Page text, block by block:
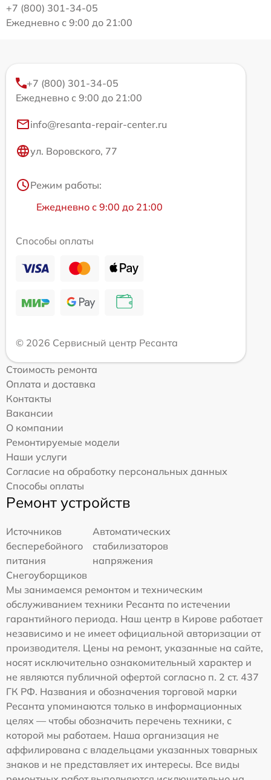
+7 (800) 301-34-05
Ежедневно с 9:00 до 21:00
+7 (800) 301-34-05
Ежедневно с 9:00 до 21:00
info@resanta-repair-center.ru
ул. Воровского, 77
Режим работы:
Ежедневно с 9:00 до 21:00
Способы оплаты
© 2026 Сервисный центр Ресанта
Стоимость ремонта
Оплата и доставка
Контакты
Вакансии
О компании
Ремонтируемые модели
Наши услуги
Согласие на обработку персональных данных
Способы оплаты
Ремонт устройств
Источников
бесперебойного
питания
Автоматических
стабилизаторов
напряжения
Снегоуборщиков
Мы занимаемся ремонтом и техническим
обслуживанием техники Ресанта по истечении
гарантийного периода. Наш центр в Кирове работает
независимо и не имеет официальной авторизации от
производителя. Цены на ремонт, указанные на сайте,
носят исключительно ознакомительный характер и
не являются публичной офертой согласно п. 2 ст. 437
ГК РФ. Названия и обозначения торговой марки
Ресанта упоминаются только в информационных
целях — чтобы обозначить перечень техники, с
которой мы работаем. Наша организация не
аффилирована с владельцами указанных товарных
знаков и не представляет их интересы. Все виды